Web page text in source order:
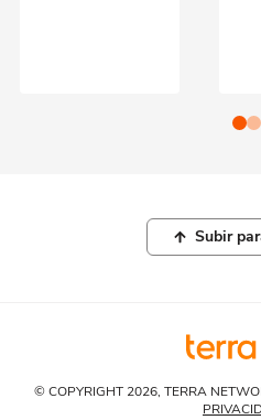
Subir
© COPYRIGHT 2026, TERRA